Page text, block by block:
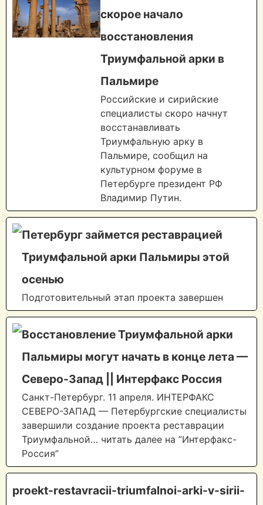
скорое начало
восстановления
Триумфальной арки в
Пальмире
Российские и сирийские
специалисты скоро начнут
восстанавливать
Триумфальную арку в
Пальмире, сообщил на
культурном форуме в
Петербурге президент РФ
Владимир Путин.
Петербург займется реставрацией
Триумфальной арки Пальмиры этой
осенью
Подготовительный этап проекта завершен
Восстановление Триумфальной арки
Пальмиры могут начать в конце лета —
Северо-Запад || Интерфакс Россия
Санкт-Петербург. 11 апреля. ИНТЕРФАКС
СЕВЕРО-ЗАПАД — Петербургские специалисты
завершили создание проекта реставрации
Триумфальной… читать далее на ”Интерфакс-
Россия”
proekt-restavracii-triumfalnoi-arki-v-sirii-